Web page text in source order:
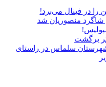
را در فینال می‌برد!
شاگرد منصوریان شد
برگشت
شهرستان سلماس در راستای